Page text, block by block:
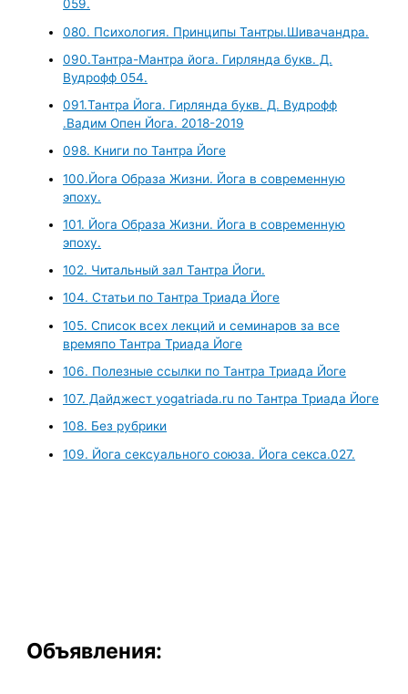
059.
080. Психология. Принципы Тантры.Шивачандра.
090.Тантра-Мантра йога. Гирлянда букв. Д.
Вудрофф 054.
091.Тантра Йога. Гирлянда букв. Д. Вудрофф
.Вадим Опен Йога. 2018-2019
098. Книги по Тантра Йоге
100.Йога Образа Жизни. Йога в современную
эпоху.
101. Йога Образа Жизни. Йога в современную
эпоху.
102. Читальный зал Тантра Йоги.
104. Статьи по Тантра Триада Йоге
105. Список всех лекций и семинаров за все
времяпо Тантра Триада Йоге
106. Полезные ссылки по Тантра Триада Йоге
107. Дайджест yogatriada.ru по Тантра Триада Йоге
108. Без рубрики
109. Йога сексуального союза. Йога секса.027.
Объявления: